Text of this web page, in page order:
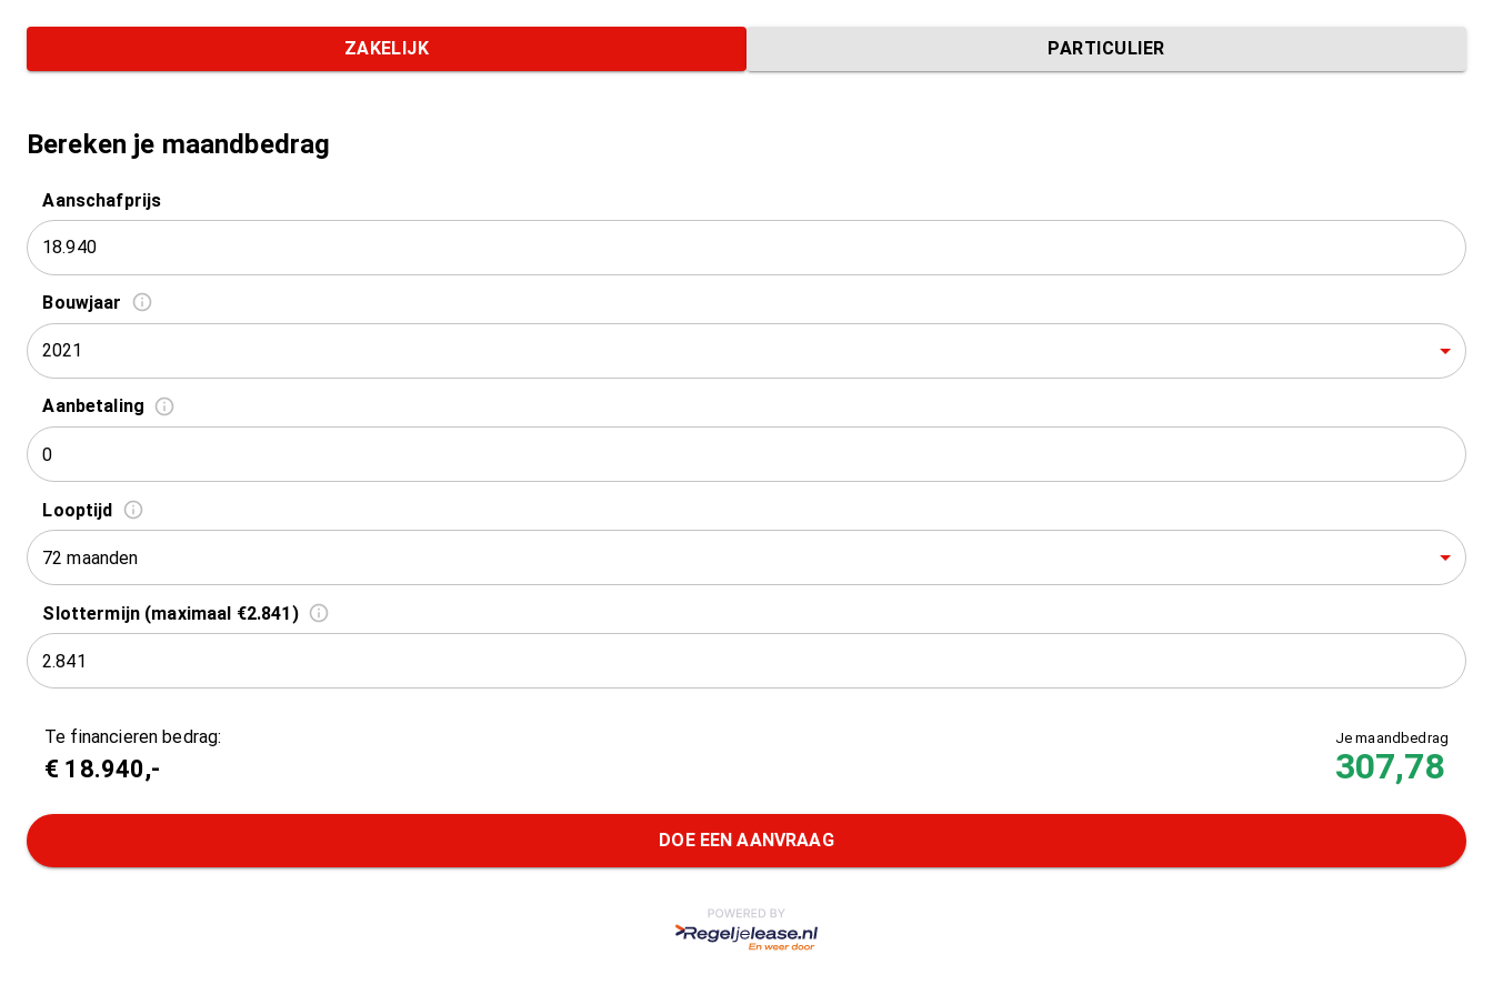
ZAKELIJK PARTICULIER
Bereken je maandbedrag
Aanschafprijs
Bouwjaar
2021
Aanbetaling
Looptijd
72 maanden
Slottermijn (maximaal €2.841)
Te financieren bedrag:
€ 18.940,-
Je maandbedrag
307,78
DOE EEN AANVRAAG